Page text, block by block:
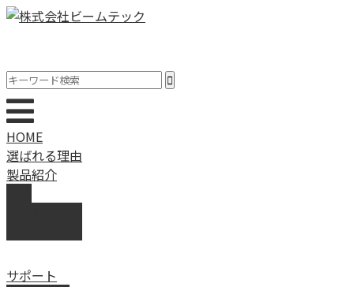
HOME
選ばれる理由
製品紹介
サポート